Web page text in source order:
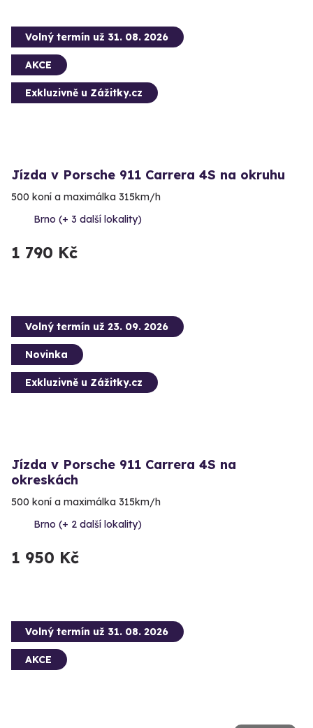
Volný termín už 31. 08. 2026
AKCE
Exkluzivně u Zážitky.cz
Jízda v Porsche 911 Carrera 4S na okruhu
500 koní a maximálka 315km/h
Brno (+ 3 další lokality)
1 790 Kč
Volný termín už 23. 09. 2026
Novinka
Exkluzivně u Zážitky.cz
Jízda v Porsche 911 Carrera 4S na
okreskách
500 koní a maximálka 315km/h
Brno (+ 2 další lokality)
1 950 Kč
Volný termín už 31. 08. 2026
AKCE